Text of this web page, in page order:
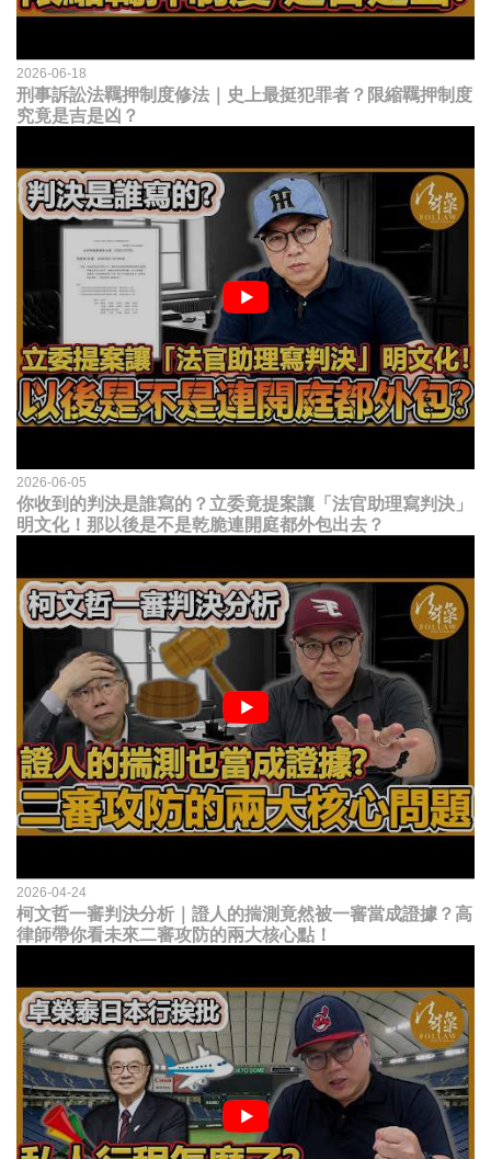
2026-06-18
刑事訴訟法羈押制度修法｜史上最挺犯罪者？限縮羈押制度
究竟是吉是凶？
2026-06-05
你收到的判決是誰寫的？立委竟提案讓「法官助理寫判決」
明文化！那以後是不是乾脆連開庭都外包出去？
2026-04-24
柯文哲一審判決分析｜證人的揣測竟然被一審當成證據？高
律師帶你看未來二審攻防的兩大核心點！